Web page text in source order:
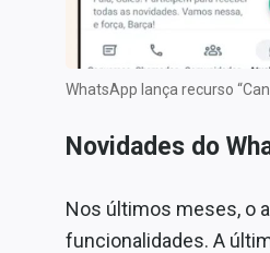
WhatsApp lança recurso
Novidades do
Nos últimos meses, o
funcionalidades. A